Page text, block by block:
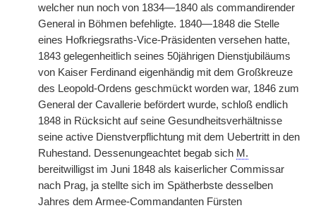
welcher nun noch von 1834—1840 als commandirender
General in Böhmen befehligte. 1840—1848 die Stelle
eines Hofkriegsraths-Vice-Präsidenten versehen hatte,
1843 gelegenheitlich seines 50jährigen Dienstjubiläums
von Kaiser Ferdinand eigenhändig mit dem Großkreuze
des Leopold-Ordens geschmückt worden war, 1846 zum
General der Cavallerie befördert wurde, schloß endlich
1848 in Rücksicht auf seine Gesundheitsverhältnisse
seine active Dienstverpflichtung mit dem Uebertritt in den
Ruhestand. Dessenungeachtet begab sich M.
bereitwilligst im Juni 1848 als kaiserlicher Commissar
nach Prag, ja stellte sich im Spätherbste desselben
Jahres dem Armee-Commandanten Fürsten